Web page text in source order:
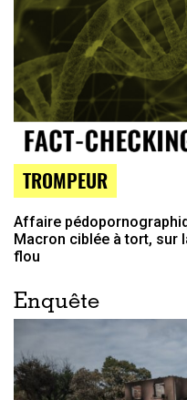
TROMPEUR
Affaire
Macron ciblée à tort, sur
flou
Enquête